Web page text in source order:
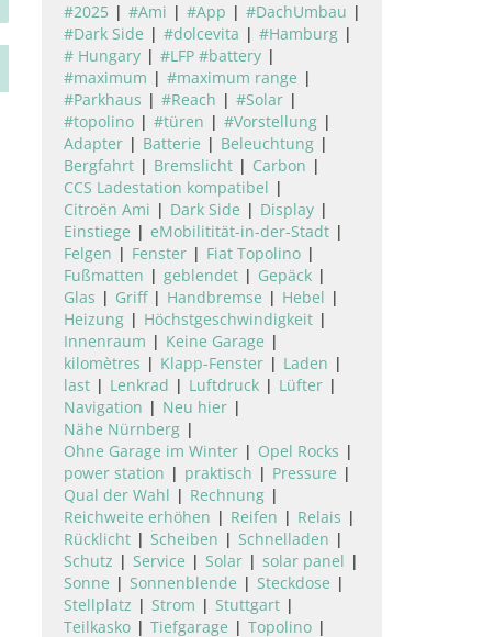
#2025 #Ami #App
#DachUmbau
#Dark Side
#dolcevita
#Hamburg
# Hungary
#LFP #battery
#maximum
#maximum range
#Parkhaus
#Reach
#Solar
#topolino
#türen
#Vorstellung
Adapter
Batterie
Beleuchtung
Bergfahrt
Bremslicht
Carbon
CCS Ladestation kompatibel
Citroën Ami
Dark Side
Display
Einstiege
eMobilitität-in-der-Stadt
Felgen
Fenster
Fiat Topolino
Fußmatten
geblendet
Gepäck
Glas
Griff Handbremse
Hebel
Heizung
Höchstgeschwindigkeit
Innenraum
Keine Garage
kilomètres
Klapp-Fenster
Laden
last
Lenkrad Luftdruck
Lüfter
Navigation
Neu hier
Nähe Nürnberg
Ohne Garage im Winter
Opel Rocks
power station
praktisch
Pressure
Qual der Wahl
Rechnung
Reichweite erhöhen
Reifen
Relais
Rücklicht
Scheiben
Schnelladen
Schutz
Service Solar
solar panel
Sonne
Sonnenblende
Steckdose
Stellplatz
Strom
Stuttgart
Teilkasko
Tiefgarage
Topolino